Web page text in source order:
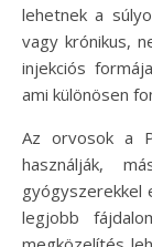
lehetnek a
vagy krónikus,
injekciós
ami különösen
Az orvosok a
használják,
gyógyszerekkel
legjobb